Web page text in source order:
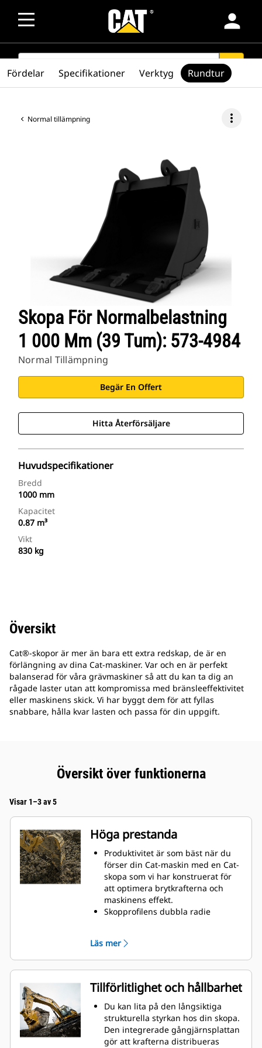
person
SEARCH search
Normal tillämpning more_vert
Skopa För Normalbelastning
1 000 Mm (39 Tum): 573-4984
Normal Tillämpning
Begär En Offert
Hitta Återförsäljare
Huvudspecifikationer
Bredd
1000 mm
Kapacitet
0.87 m³
Vikt
830 kg
Fördelar Specifikationer Verktyg Rundtur
Översikt
Cat®-skopor är mer än bara ett extra redskap, de är en
förlängning av dina Cat-maskiner. Var och en är perfekt
balanserad för våra grävmaskiner så att du kan ta dig an
rågade laster utan att kompromissa med bränsleeffektivitet
eller maskinens skick. Vi har byggt dem för att fyllas
snabbare, hålla kvar lasten och passa för din uppgift.
Översikt över funktionerna
Visar 1–3 av 5
Höga prestanda
Produktivitet är som bäst när du
förser din Cat-maskin med en Cat-
skopa som vi har konstruerat för
att optimera brytkrafterna och
maskinens effekt.
Skopprofilens dubbla radie
frigång säkerställer att skopans
botten inte släpar, vilket minskar
underhållskostnaderna.
Bränsleförbrukningstoppar under
grävning. Cat-skoporna är
utformade för att skära genom
material snabbt och förbättra
maskinens totala effektivitet.
Lasta mer material på kortare tid.
Läs mer
Tillförlitlighet och hållbarhet
Du kan lita på den långsiktiga
strukturella styrkan hos din skopa.
Den integrerade gångjärnsplattan
gör att krafterna distribueras